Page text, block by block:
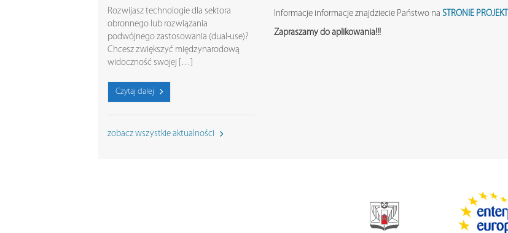
Rozwijasz technologie dla sektora
obronnego lub rozwiązania
podwójnego zastosowania (dual-use)?
Chcesz zwiększyć międzynarodową
widoczność swojej […]
Czytaj dalej
zobacz wszystkie aktualności
Informacje informacje znajdziecie Państwo na STRONIE
Zapraszamy do aplikowania!!!